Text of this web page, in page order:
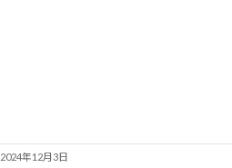
2024年12月3日